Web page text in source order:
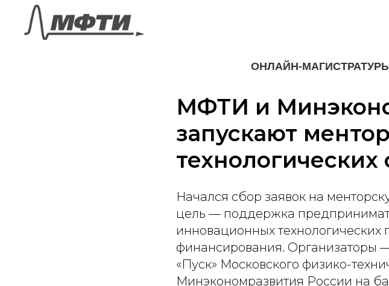
ОНЛАЙН-
МФТИ и
запускают
технологических
Начался сбор заявок на
цель — поддержка
инновационных технологических
финансирования. Организаторы
«Пуск» Московского физико-
Минэкономразвития России на